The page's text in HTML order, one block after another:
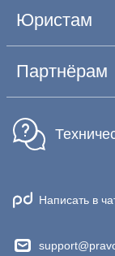
Юристам
Партнёрам
Написать в